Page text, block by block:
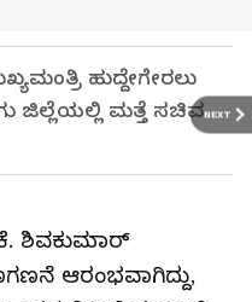
NEXT
ಹುದ್ದೇಗೇರಲು
ಜಿಲ್ಲೆಯಲ್ಲಿ ಮತ್ತೆ ಸಚಿವ
ಶಿವಕುಮಾರ್
ಆರಂಭವಾಗಿದ್ದು,